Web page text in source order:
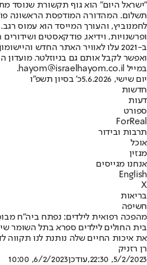
"ישראל היום" הוא גוף תקשורת שנוסד
ופרשנויות, וידיאו, פודקאסטים
ב-2021 עלו לאוויר האתר החדש
ואפשר לקבל אותם גם בניוזלטר.
במייל hayom@israelhayom.co.il.
יום שישי, 5.6.2026
כ' בסיון תשפ"ו
חדשות
דעות
ספורט
ForReal
תרבות ובידור
אוכל
מגזין
אנחנו מגייסים
English
X
בריאות
חשיפה
מהפכה רפואית לילדים: נפתח ביה"ח
בית החולים לילדים ספרא בתל השומר
את איכות החיים שלה נותנת לנו תקווה
רן רזניק
5/2/2023, 22:30
,עודכן6/2/2023, 10:00